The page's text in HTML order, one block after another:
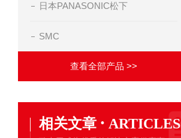
日本PANASONIC松下
SMC
查看全部产品 >>
相关文章 · ARTICLES